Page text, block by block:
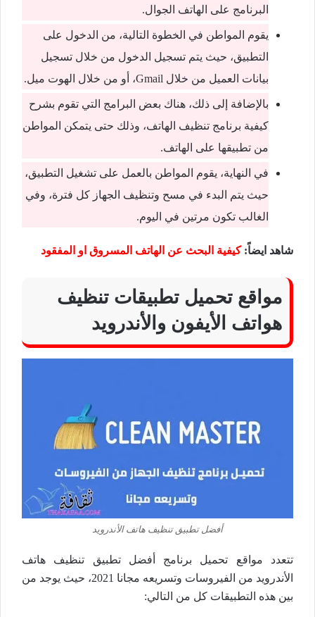
البرنامج على الهاتف الجوال.
يقوم المواطن في الخطوة التالية، من الدخول على
التطبيق، حيث يتم تسجيل الدخول من خلال تسجيل
بيانات العميل من خلال Gmail، أو من خلال الهوت ميل.
بالإضافة إلى ذلك، هناك بعض البرامج التي تقوم بشرح
كيفية برنامج تنظيف الهاتف، وذلك حتى يتمكن المواطن
من تطبيقها على الهاتف.
في النهاية، يقوم المواطن بالعمل على تشغيل التطبيق،
حيث يتم البدء في مسح وتنظيف الجهاز كل فترة، وفي
الغالب تكون مرتين في اليوم.
شاهد ايضاً:كيفية البحث عن الهاتف المسروق او المفقود
مواقع تحميل تطبيقات تنظيف
هواتف الأيفون والأندرويد
أفضل تطبيق تنظيف هاتف الأندرويد
تتعدد مواقع تحميل برنامج أفضل تطبيق تنظيف هاتف
الأندرويد من الفيروسات وتسريعه مجانا 2021، حيث يوجد من
بين هذه التطبيقات كل من التالي: